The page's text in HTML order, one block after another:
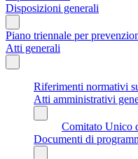
Disposizioni generali
Piano triennale per
Atti generali
Riferimenti normativi
Atti amministrativi
Comitato Unico
Documenti di